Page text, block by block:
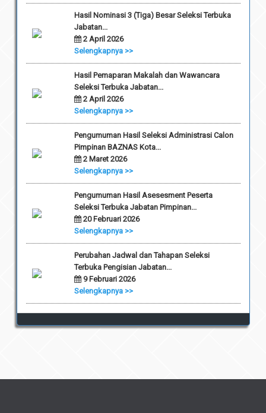
Hasil Nominasi 3 (Tiga) Besar Seleksi Terbuka
Jabatan...
2 April 2026
Selengkapnya >>
Hasil Pemaparan Makalah dan Wawancara
Seleksi Terbuka Jabatan...
2 April 2026
Selengkapnya >>
Pengumuman Hasil Seleksi Administrasi Calon
Pimpinan BAZNAS Kota...
2 Maret 2026
Selengkapnya >>
Pengumuman Hasil Asesesment Peserta
Seleksi Terbuka Jabatan Pimpinan...
20 Februari 2026
Selengkapnya >>
Perubahan Jadwal dan Tahapan Seleksi
Terbuka Pengisian Jabatan...
9 Februari 2026
Selengkapnya >>